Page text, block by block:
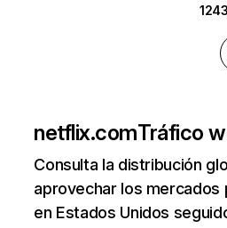
netflix.comTráfico
Consulta la distribución
aprovechar los mercados
en Estados Unidos